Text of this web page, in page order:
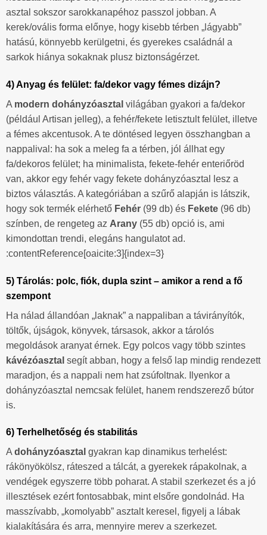
asztal sokszor sarokkanapéhoz passzol jobban. A
kerek/ovális forma előnye, hogy kisebb térben „lágyabb”
hatású, könnyebb kerülgetni, és gyerekes családnál a
sarkok hiánya sokaknak plusz biztonságérzet.
4) Anyag és felület: fa/dekor vagy fémes dizájn?
A modern dohányzóasztal világában gyakori a fa/dekor
(például Artisan jelleg), a fehér/fekete letisztult felület, illetve
a fémes akcentusok. A te döntésed legyen összhangban a
nappalival: ha sok a meleg fa a térben, jól állhat egy
fa/dekoros felület; ha minimalista, fekete-fehér enteriőröd
van, akkor egy fehér vagy fekete dohányzóasztal lesz a
biztos választás. A kategóriában a szűrő alapján is látszik,
hogy sok termék elérhető Fehér (99 db) és Fekete (96 db)
színben, de rengeteg az Arany (55 db) opció is, ami
kimondottan trendi, elegáns hangulatot ad.
:contentReference[oaicite:3]{index=3}
5) Tárolás: polc, fiók, dupla szint – amikor a rend a fő
szempont
Ha nálad állandóan „laknak” a nappaliban a távirányítók,
töltők, újságok, könyvek, társasok, akkor a tárolós
megoldások aranyat érnek. Egy polcos vagy több szintes
kávézóasztal segít abban, hogy a felső lap mindig rendezett
maradjon, és a nappali nem hat zsúfoltnak. Ilyenkor a
dohányzóasztal nemcsak felület, hanem rendszerező bútor
is.
6) Terhelhetőség és stabilitás
A dohányzóasztal gyakran kap dinamikus terhelést:
rákönyökölsz, ráteszed a tálcát, a gyerekek rápakolnak, a
vendégek egyszerre több poharat. A stabil szerkezet és a jó
illesztések ezért fontosabbak, mint elsőre gondolnád. Ha
masszívabb, „komolyabb” asztalt keresel, figyelj a lábak
kialakítására és arra, mennyire merev a szerkezet.